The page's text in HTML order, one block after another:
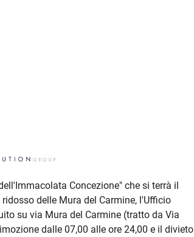
Concezione" che si terrà il
delle Mura del Carmine, l'Ufficio
su via Mura del Carmine (tratto da Via
dalle 07,00 alle ore 24,00 e il divieto